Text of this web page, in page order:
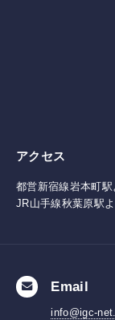
アクセス
都営新宿線岩本町
JR山手線秋葉原駅
Email
info@igc-